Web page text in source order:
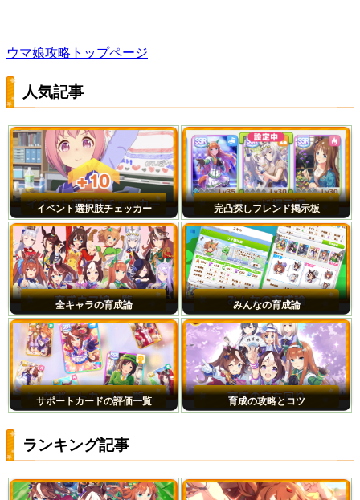
ウマ娘攻略トップページ
人気記事
イベント選択肢チェッカー 完凸探しフレンド掲示板
全キャラの育成論 みんなの育成論
サポートカードの評価一覧 育成の攻略とコツ
ランキング記事